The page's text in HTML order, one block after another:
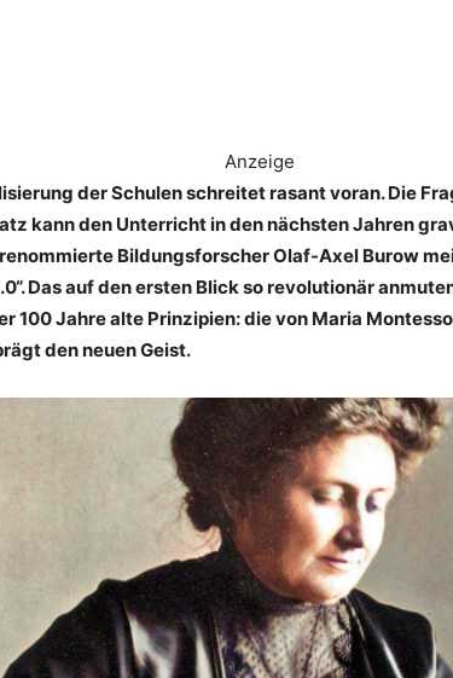
Anzeige
der Schulen schreitet rasant voran. Die
kann den Unterricht in den nächsten Jahren
Bildungsforscher Olaf-Axel Burow
Das auf den ersten Blick so revolutionär
100 Jahre alte Prinzipien: die von Maria
den neuen Geist.